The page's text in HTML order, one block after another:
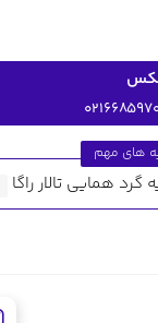
های مهم
گرد همایی تالار راگا